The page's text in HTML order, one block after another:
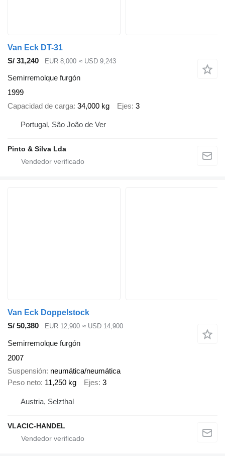
Van Eck DT-31
S/ 31,240
EUR 8,000 ≈ USD 9,243
Semirremolque furgón
1999
Capacidad de carga 34,000 kg Ejes 3
Portugal, São João de Ver
Pinto & Silva Lda
Van Eck Doppelstock
S/ 50,380
EUR 12,900 ≈ USD 14,900
Semirremolque furgón
2007
Suspensión neumática/neumática
Peso neto 11,250 kg Ejes 3
Austria, Selzthal
VLACIC-HANDEL